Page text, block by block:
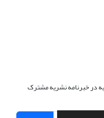
در خبرنامه نشریه مشترک